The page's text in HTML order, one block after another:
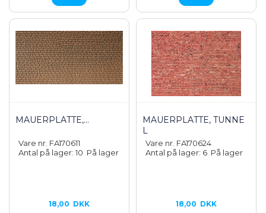
MAUERPLATTE,...
Vare nr. FA170611
Antal på lager: 10 På lager
18,00 DKK
MAUERPLATTE, TUNNE
L
Vare nr. FA170624
Antal på lager: 6 På lager
18,00 DKK